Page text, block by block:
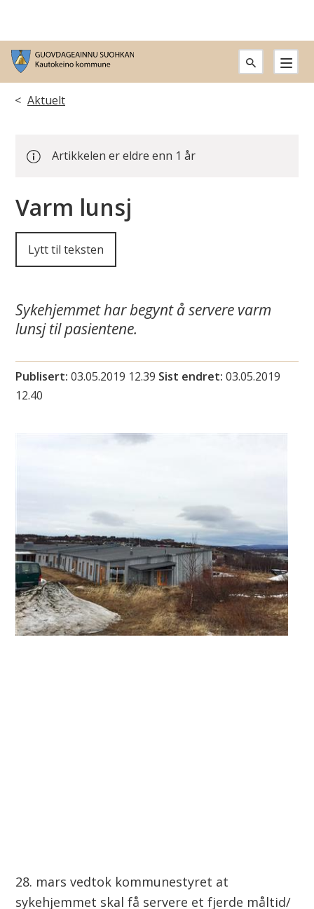
G
u
v
a
i
n
u
s
h
k
a
n
Du
her:
Aktuelt
Artikkelen er eldre enn 1 år
Varm lunsj
Lytt til teksten
Sykehjemmet har begynt å servere varm
lunsj til pasientene.
Publisert 03.05.2019 12.39 Sist endret 03.05.2019
12.40
28. mars vedtok kommunestyret at
sykehjemmet skal få servere et fjerde måltid/